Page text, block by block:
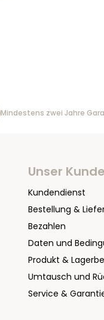
Mindestens zwei Jahre
Unser
Kundendienst
Bestellung &
Bezahlen
Daten und
Produkt &
Umtausch und
Service &